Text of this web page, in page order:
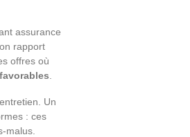
assurance
rapport
offres où
Un
: ces
malus.